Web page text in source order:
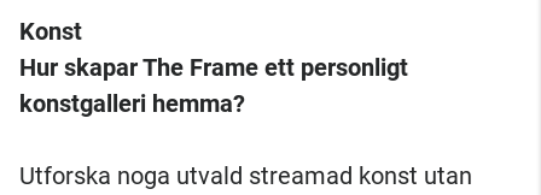
Konst
Hur skapar The Frame ett personligt
konstgalleri hemma?
Utforska noga utvald streamad konst utan